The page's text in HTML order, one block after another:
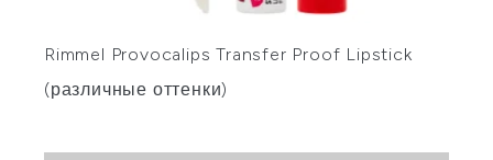
Rimmel Provocalips Transfer Proof Lipstick
(различные оттенки)